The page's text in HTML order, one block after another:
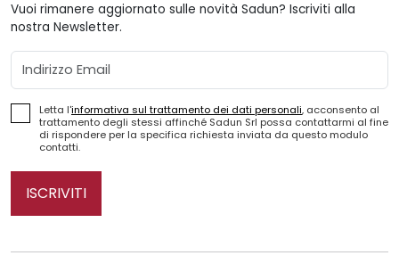
Vuoi rimanere aggiornato sulle novità Sadun? Iscriviti alla
nostra Newsletter.
Email
Letta l'informativa sul trattamento dei dati personali, acconsento al
trattamento degli stessi affinché Sadun Srl possa contattarmi al fine
di rispondere per la specifica richiesta inviata da questo modulo
contatti.
ISCRIVITI